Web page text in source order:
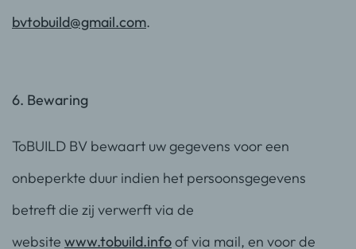
bvtobuild@gmail.com.
6. Bewaring
ToBUILD BV bewaart uw gegevens voor een
onbeperkte duur indien het persoonsgegevens
betreft die zij verwerft via de
website www.tobuild.infoof via mail, en voor de